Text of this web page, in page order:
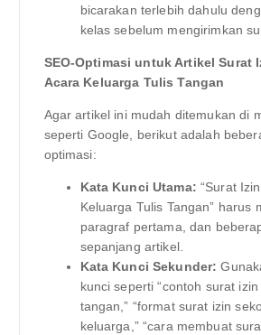
bicarakan terlebih dahulu
kelas sebelum mengirimkan
SEO-Optimasi untuk Artikel Surat
Acara Keluarga Tulis Tangan
Agar artikel ini mudah ditemukan di
seperti Google, berikut adalah
optimasi:
Kata Kunci Utama: “Surat
Keluarga Tulis Tangan” harus
paragraf pertama, dan
sepanjang artikel.
Kata Kunci Sekunder:
kunci seperti “contoh surat
tangan,” “format surat izin
keluarga,” “cara membuat